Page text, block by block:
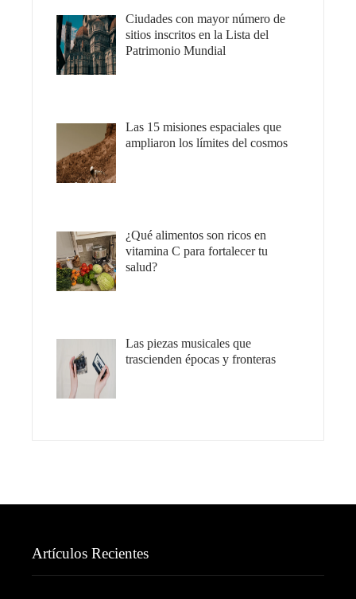
Ciudades con mayor número de
sitios inscritos en la Lista del
Patrimonio Mundial
Las 15 misiones espaciales que
ampliaron los límites del cosmos
¿Qué alimentos son ricos en
vitamina C para fortalecer tu
salud?
Las piezas musicales que
trascienden épocas y fronteras
Artículos Recientes